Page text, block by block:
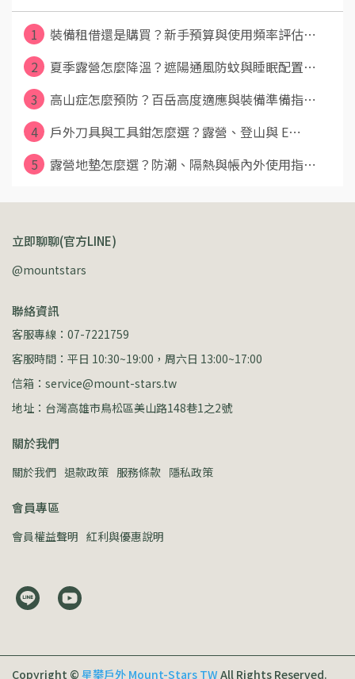
1
裝備租借還是購買？新手預算與使用頻率評估⋯
2
夏季露營怎麼降溫？遮陽通風防蚊與睡眠配置⋯
3
高山症怎麼預防？百岳高度適應與裝備準備指⋯
4
戶外刀具與工具鉗怎麼選？露營、登山與 E⋯
5
露營地墊怎麼選？防潮、隔熱與帳內外使用指⋯
立即聊聊(官方LINE)
@mountstars
聯絡資訊
客服專線：07-7221759
客服時間：平日 10:30~19:00，周六日 13:00~17:00
信箱：service@mount-stars.tw
地址：台灣高雄市鳥松區美山路148巷1之2號
關於我們
關於我們 退款政策 服務條款 隱私政策
會員專區
會員權益聲明 紅利與優惠說明
Copyright © 星攀戶外 Mount-Stars TW All Rights Reserved.